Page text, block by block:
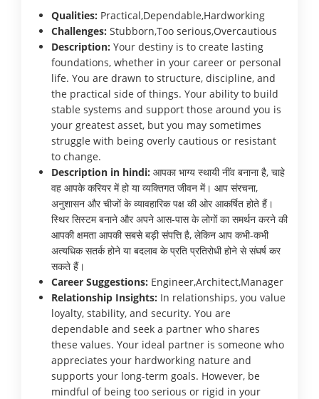
Qualities: Practical,Dependable,Hardworking
Challenges: Stubborn,Too serious,Overcautious
Description: Your destiny is to create lasting
foundations, whether in your career or personal
life. You are drawn to structure, discipline, and
the practical side of things. Your ability to build
stable systems and support those around you is
your greatest asset, but you may sometimes
struggle with being overly cautious or resistant
to change.
Description in hindi: आपका भाग्य स्थायी नींव बनाना है, चाहे
वह आपके करियर में हो या व्यक्तिगत जीवन में। आप संरचना,
अनुशासन और चीजों के व्यावहारिक पक्ष की ओर आकर्षित होते हैं।
स्थिर सिस्टम बनाने और अपने आस-पास के लोगों का समर्थन करने की
आपकी क्षमता आपकी सबसे बड़ी संपत्ति है, लेकिन आप कभी-कभी
अत्यधिक सतर्क होने या बदलाव के प्रति प्रतिरोधी होने से संघर्ष कर
सकते हैं।
Career Suggestions: Engineer,Architect,Manager
Relationship Insights: In relationships, you value
loyalty, stability, and security. You are
dependable and seek a partner who shares
these values. Your ideal partner is someone who
appreciates your hardworking nature and
supports your long-term goals. However, be
mindful of being too serious or rigid in your